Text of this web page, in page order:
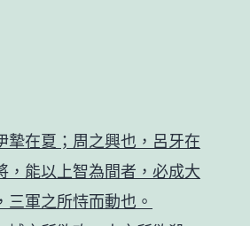
摯在夏；周之興也，呂牙在
，能以上智為間者，必成大
三軍之所恃而動也。